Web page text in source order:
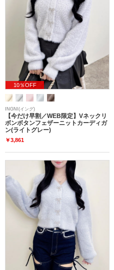
10％OFF
INGNI(イング)
【今だけ早割／WEB限定】Vネックリ
ボンボタンフェザーニットカーディガ
ン(ライトグレー)
￥3,861